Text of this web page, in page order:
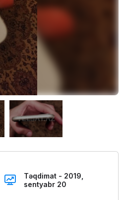
Təqdimat - 2019,
sentyabr 20